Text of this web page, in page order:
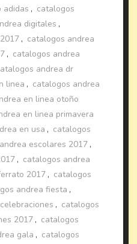
adidas , catalogos
digitales ,
, catalogos andrea
, catalogos andrea
andrea dr
linea , catalogos andrea
en linea otoño
en linea primavera
en usa , catalogos
escolares 2017 ,
, catalogos andrea
2017 , catalogos
andrea fiesta ,
, catalogos
2017 , catalogos
gala , catalogos